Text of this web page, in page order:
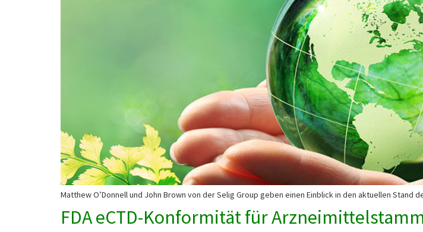
Matthew O’Donnell und John Brown von der Selig Group geben einen Einblick in den aktuellen Stand
FDA eCTD-Konformität für